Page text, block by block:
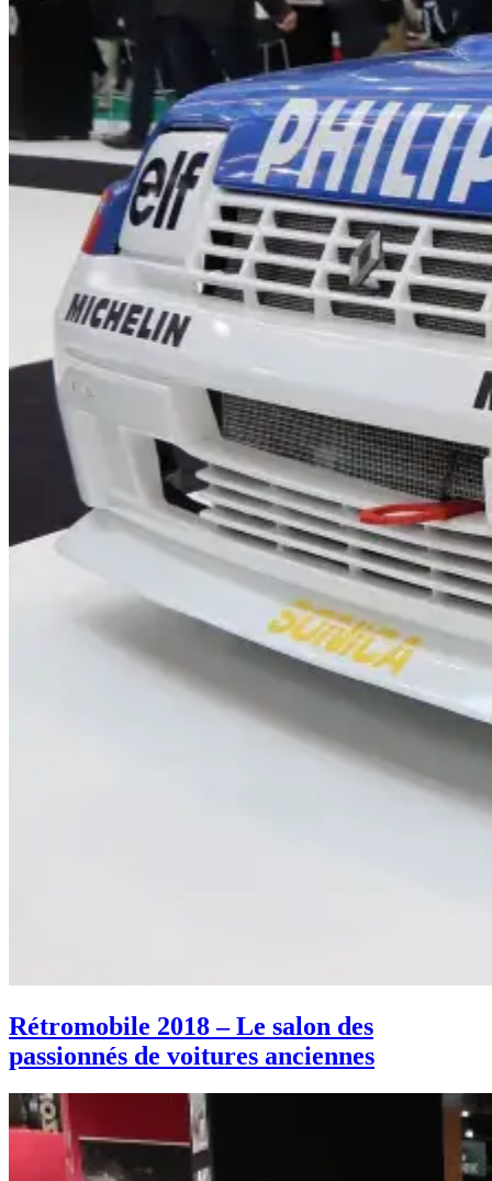
Rétromobile 2018 – Le salon des
passionnés de voitures anciennes